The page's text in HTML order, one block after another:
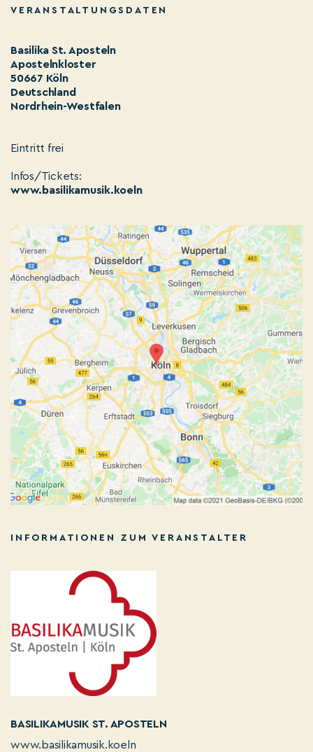
VERANSTALTUNGSDATEN
Basilika St. Aposteln
Apostelnkloster
50667 Köln
Deutschland
Nordrhein-Westfalen
Eintritt frei
Infos/Tickets:
www.basilikamusik.koeln
INFORMATIONEN ZUM VERANSTALTER
BASILIKAMUSIK ST. APOSTELN
www.basilikamusik.koeln